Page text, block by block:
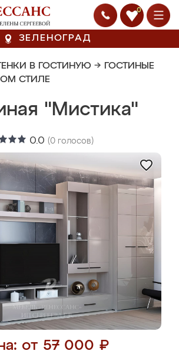
0
ЗЕЛЕНОГРАД
В ГОСТИНУЮ → ГОСТИНЫЕ
СТИЛЕ
"Мистика"
0.0 (0 голосов)
от 57 000 ₽